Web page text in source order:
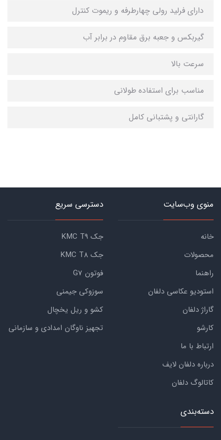
دارای فرلید رولی چهارطرفه و ریموت کنترل
گیربکس و جعبه برق مقاوم در برابر آب
سرعت بالا
مناسب برای استفاده طولانی
گارانتی و پشتبانی کامل
منوی وب‌سایت
خانه
محصولات
راهنما
استودیو عکاسی دلفان
گاراژ دلفان
کارشو
ارتباط با ما
درباره دلفان لایف
کاتالوگ دلفان
دسترسی سریع
جک KMC T9
جک KMC T8
فوتون G7
سوزوکی جیمنی
کشو و ریل یخچال
تجهیز ناوگان امدادی و سازمانی
دسته‌بندی